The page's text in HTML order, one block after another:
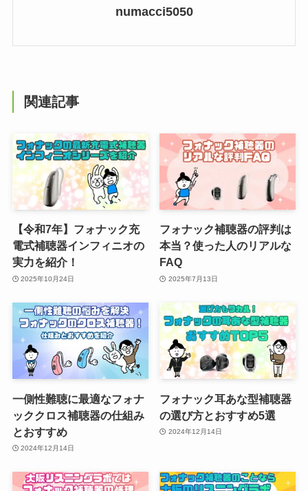
numacci5050
関連記事
【令和7年】フォナック充
電式補聴器インフィニオの
実力を紹介！
2025年10月24日
フォナック補聴器の評判は
本当？使った人のリアルな
FAQ
2025年7月13日
一側性難聴に最適なフォナ
ッククロス補聴器の仕組み
とおすすめ
2024年12月14日
フォナック耳あな型補聴器
の選び方とおすすめ5選
2024年12月14日